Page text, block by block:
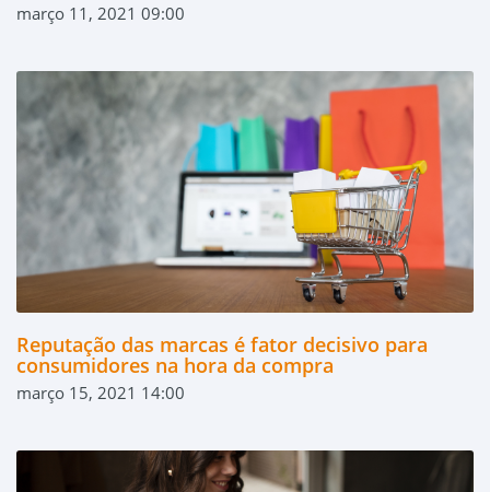
março 11, 2021 09:00
Reputação das marcas é fator decisivo para
consumidores na hora da compra
março 15, 2021 14:00